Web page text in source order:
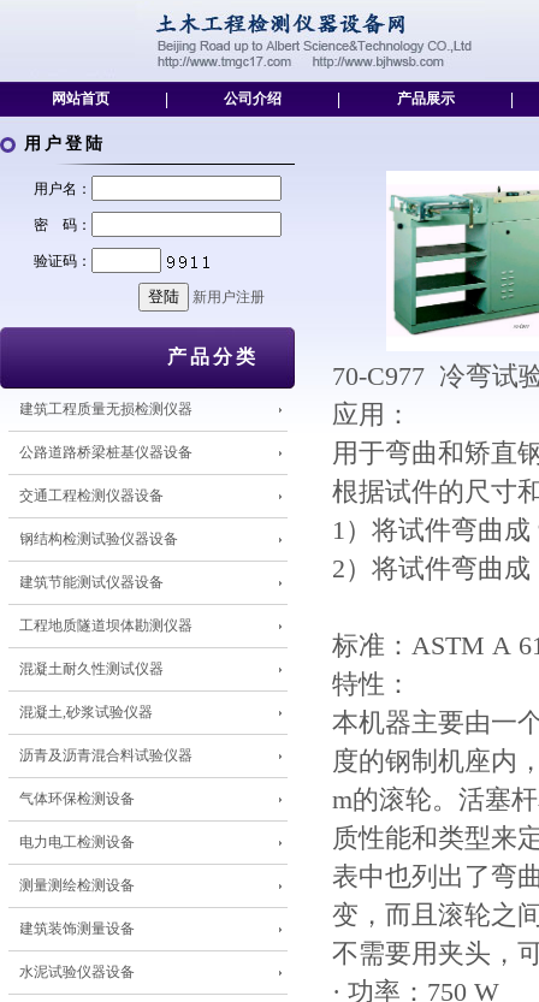
网站首页 公司介绍 产品展示
用户登陆
用户名：
密 码：
验证码：
新用户注册
产品分类
建筑工程质量无损检测仪器
公路道路桥梁桩基仪器设备
交通工程检测仪器设备
钢结构检测试验仪器设备
建筑节能测试仪器设备
工程地质隧道坝体勘测仪器
混凝土耐久性测试仪器
混凝土,砂浆试验仪器
沥青及沥青混合料试验仪器
气体环保检测设备
电力电工检测设备
测量测绘检测设备
建筑装饰测量设备
水泥试验仪器设备
70-C977 冷弯试
应用：
用于弯曲和矫直
根据试件的尺寸
1）将试件弯曲成
2）将试件弯曲成
标准：ASTM A
特性：
本机器主要由一
度的钢制机座内
m的滚轮。活塞
质性能和类型来
表中也列出了弯
变，而且滚轮之
不需要用夹头，
· 功率：750 W